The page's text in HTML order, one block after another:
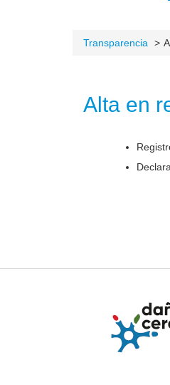
Transparencia
Alta en